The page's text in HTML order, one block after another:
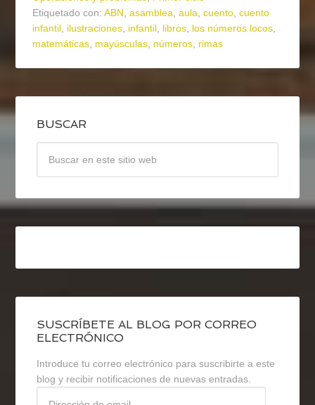
Etiquetado con:ABN,asamblea,aula,cuento,cuento
infantil, ilustraciones, infantil, libros, los números locos,
matemáticas, mayúsculas, números, rimas
BUSCAR
SUSCRÍBETE AL BLOG POR CORREO
ELECTRÓNICO
Introduce tu correo electrónico para suscribirte a este
blog y recibir notificaciones de nuevas entradas.